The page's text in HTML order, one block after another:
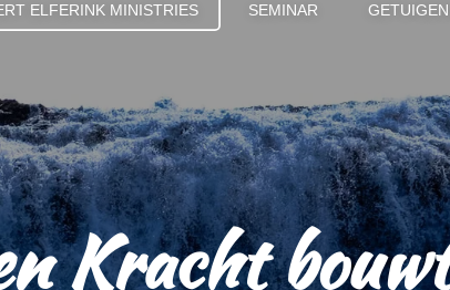
ELFERINK MINISTRIES SEMINAR
Kracht